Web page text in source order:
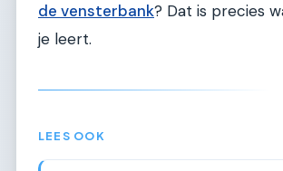
de vensterbank? Dat is precies
je leert.
LEES OOK